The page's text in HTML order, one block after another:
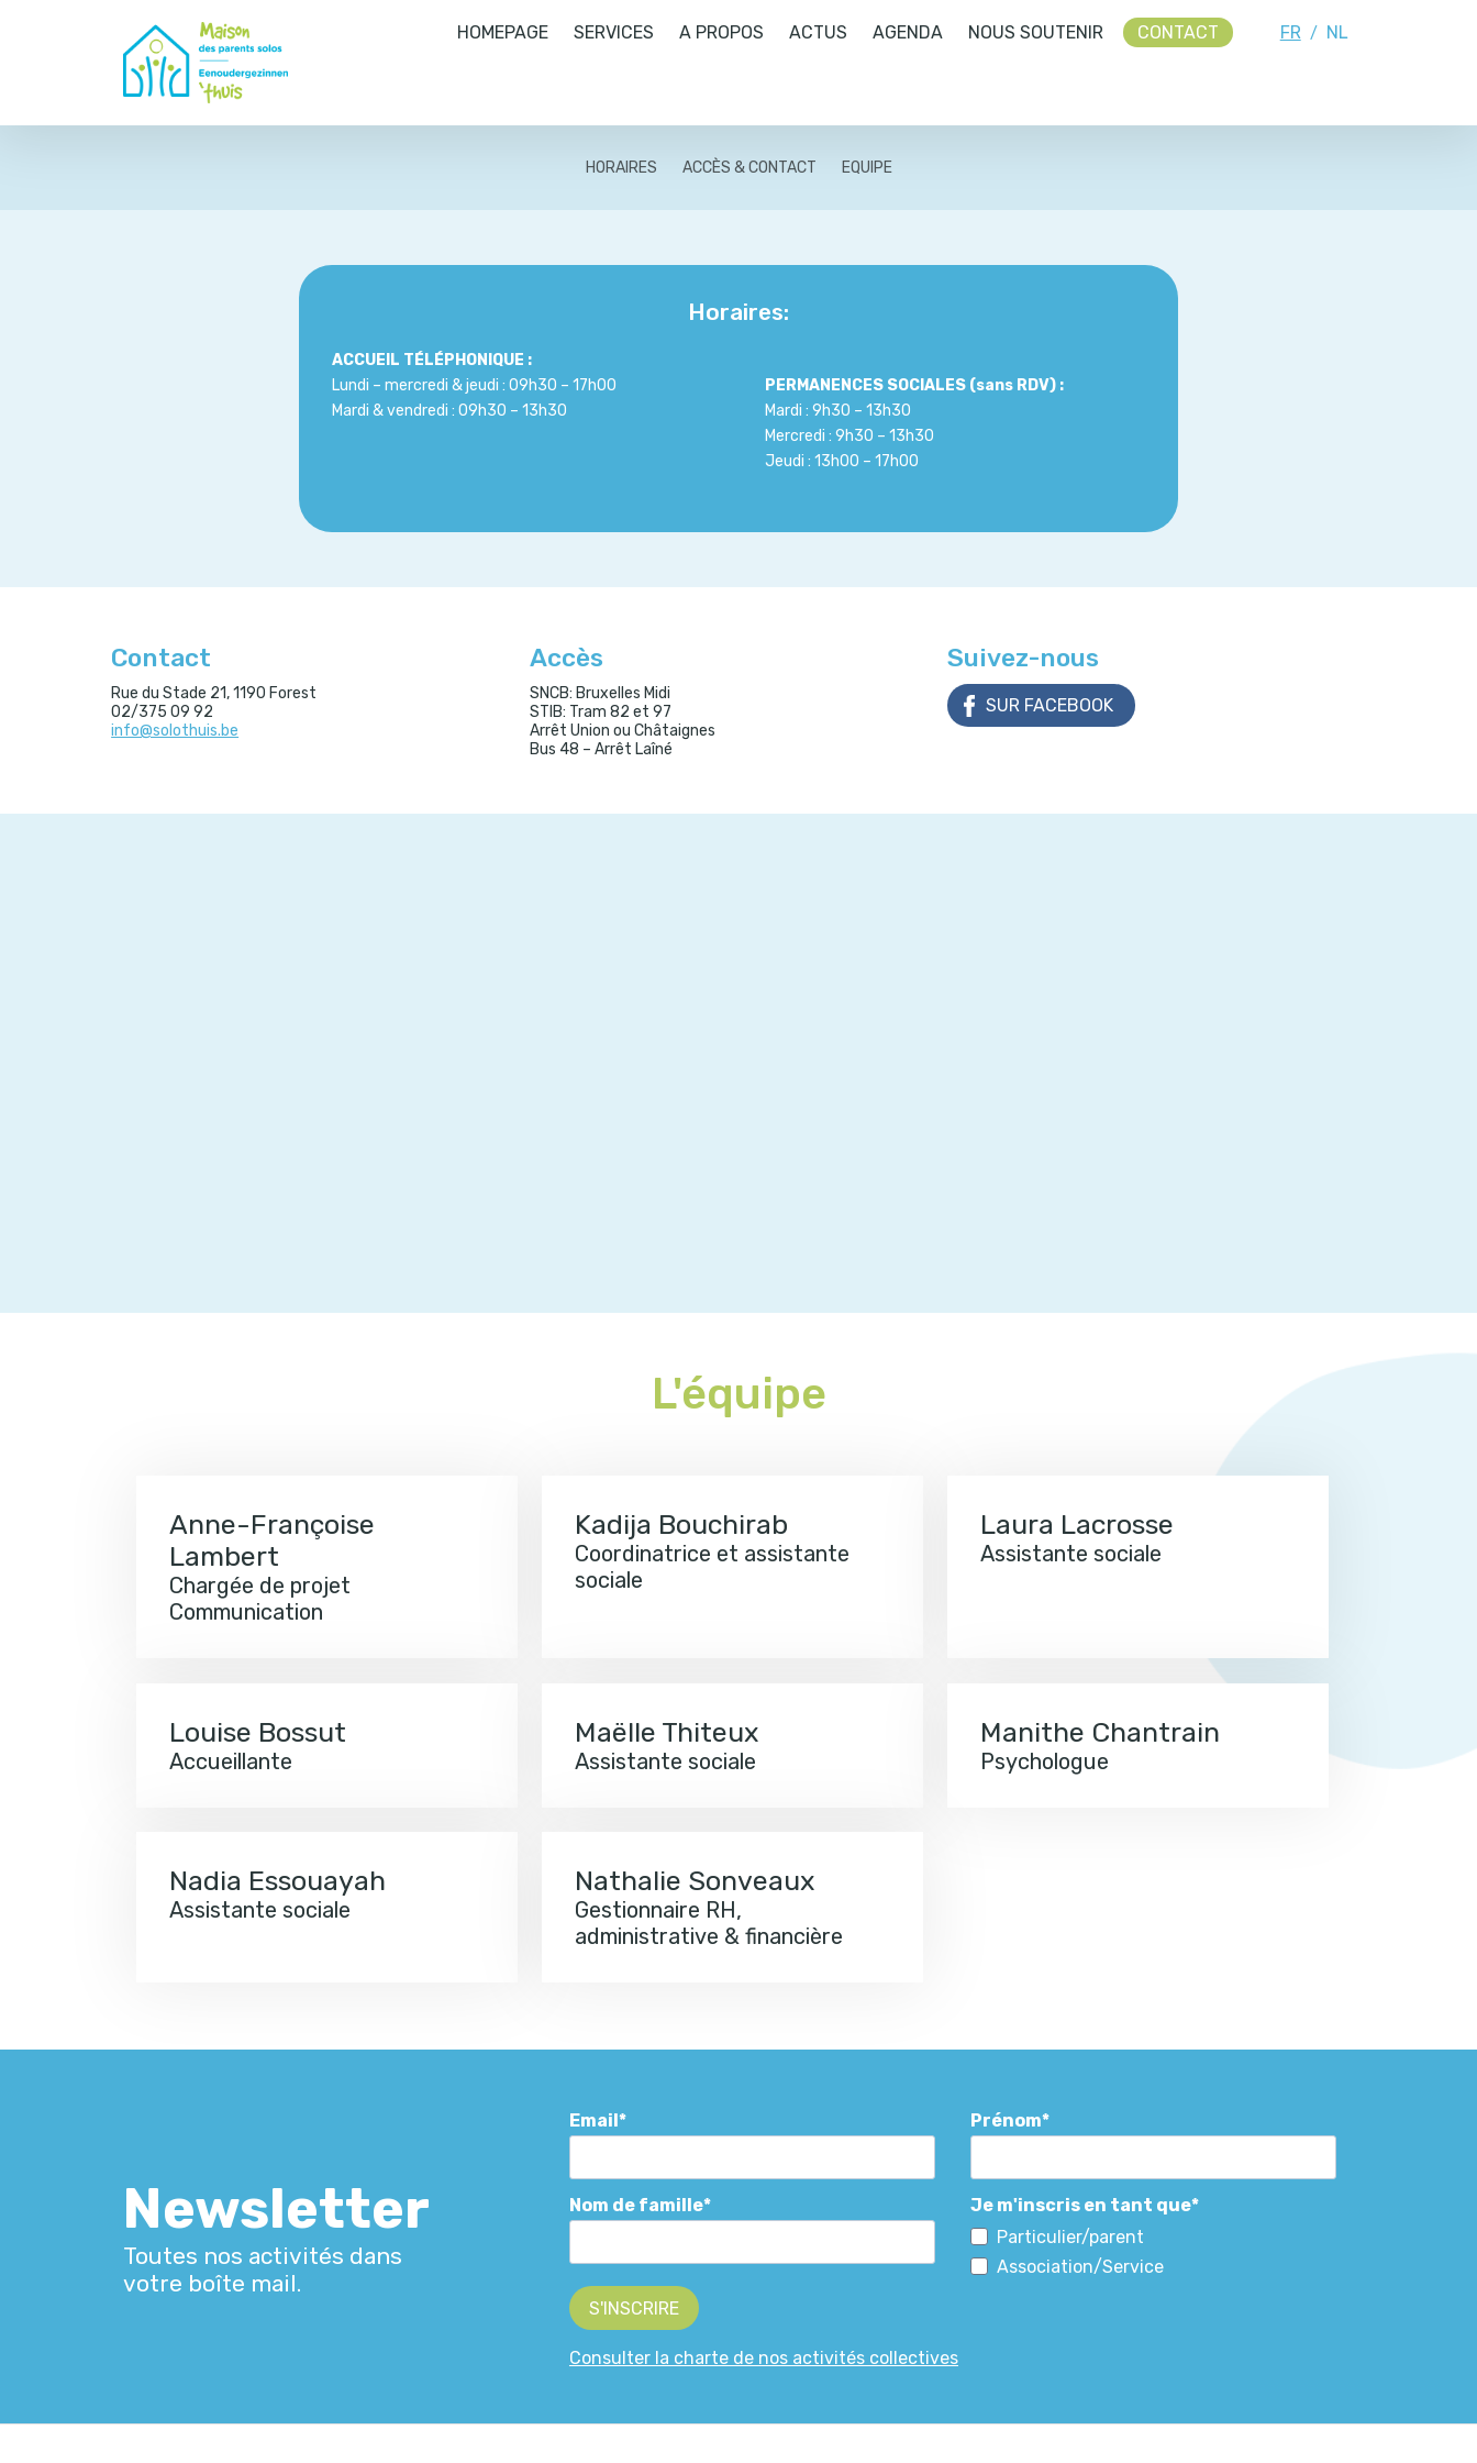
HOMEPAGE SERVICES A PROPOS ACTUS AGENDA NOUS SOUTENIR CONTACT FR / NL
HORAIRES ACCÈS & CONTACT EQUIPE
Horaires:
ACCUEIL TÉLÉPHONIQUE :
Lundi – mercredi & jeudi : 09h30 – 17h00
Mardi & vendredi : 09h30 – 13h30
PERMANENCES SOCIALES (sans RDV) :
Mardi : 9h30 – 13h30
Mercredi : 9h30 – 13h30
Jeudi : 13h00 – 17h00
Contact
Rue du Stade 21, 1190 Forest
02/375 09 92
info@solothuis.be
Accès
SNCB: Bruxelles Midi
STIB: Tram 82 et 97
Arrêt Union ou Châtaignes
Bus 48 – Arrêt Laîné
Suivez-nous
SUR FACEBOOK
L'équipe
Anne-Françoise
Lambert
Chargée de projet
Communication
Kadija Bouchirab
Coordinatrice et assistante
sociale
Laura Lacrosse
Assistante sociale
Louise Bossut
Accueillante
Maëlle Thiteux
Assistante sociale
Manithe Chantrain
Psychologue
Nadia Essouayah
Assistante sociale
Nathalie Sonveaux
Gestionnaire RH,
administrative & financière
Newsletter
Toutes nos activités dans
votre boîte mail.
Email Prénom
Nom de famille
Je m'inscris en tant que
Particulier/parent
Association/Service
S'INSCRIRE
Consulter la charte de nos activités collectives